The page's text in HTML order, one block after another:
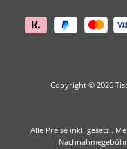
Copyright © 2026
Alle Preise inkl. gesetzl.